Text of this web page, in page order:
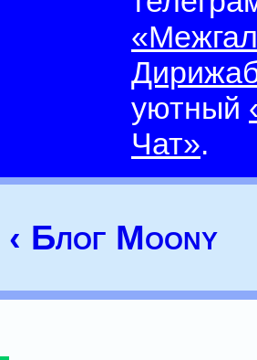
уютный
Чат».
‹ Блог Moony